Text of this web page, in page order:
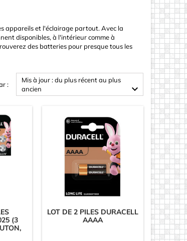
appareils et l'éclairage partout. Avec la
disponibles, à l'intérieur comme à
des batteries pour presque tous les
:
Mis à jour : du plus récent au plus
ancien

(3
LOT DE 2 PILES DURACELL
AAAA